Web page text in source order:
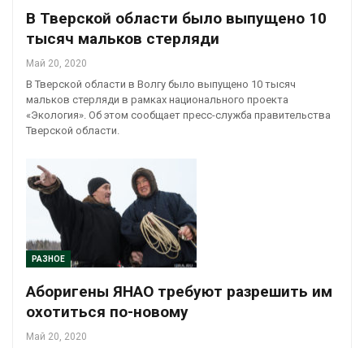
В Тверской области было выпущено 10
тысяч мальков стерляди
Май 20, 2020
В Тверской области в Волгу было выпущено 10 тысяч
мальков стерляди в рамках национального проекта
«Экология». Об этом сообщает пресс-служба правительства
Тверской области.
РАЗНОЕ
Аборигены ЯНАО требуют разрешить им
охотиться по-новому
Май 20, 2020